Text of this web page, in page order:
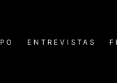
ENTREVISTAS